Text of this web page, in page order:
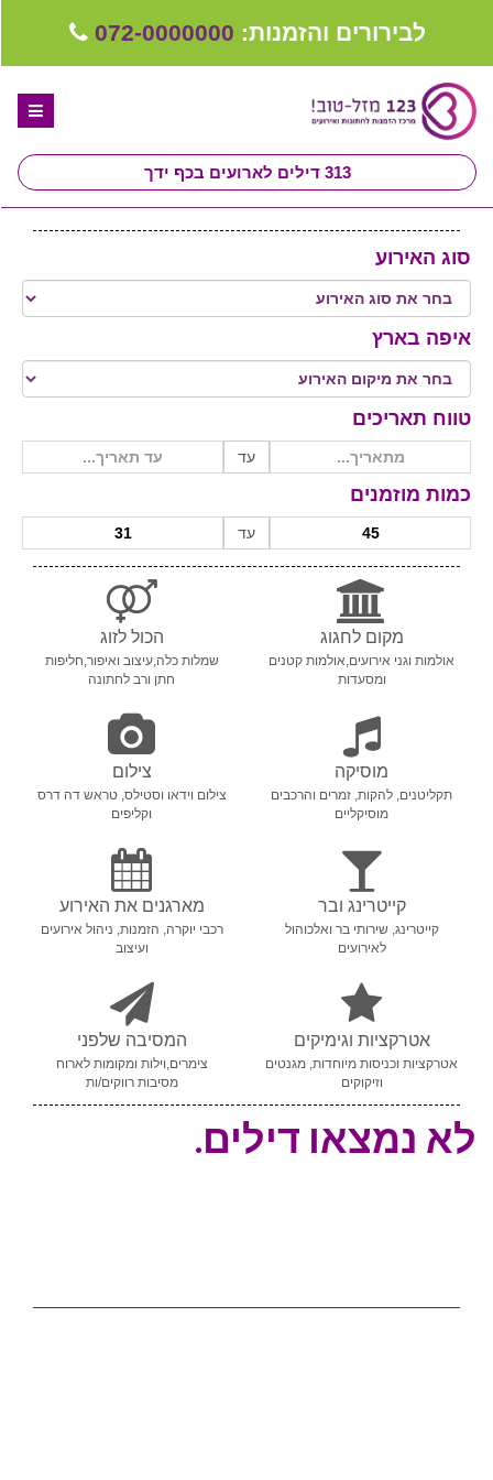
לבירורים והזמנות: 072-0000000
313 דילים לארועים בכף ידך
ספקים לחתונה מומלצים
קבלו ייעוץ בחינם
שירות אישי בקליק
סוג האירוע
איפה בארץ
טווח תאריכים
עד
כמות מוזמנים
עד
מקום לחגוג
אולמות וגני אירועים,אולמות קטנים
ומסעדות
הכול לזוג
שמלות כלה,עיצוב ואיפור,חליפות
חתן ורב לחתונה
מוסיקה
תקליטנים, להקות, זמרים והרכבים
מוסיקליים
צילום
צילום וידאו וסטילס, טראש דה דרס
וקליפים
קייטרינג ובר
קייטרינג, שירותי בר ואלכוהול
לאירועים
מארגנים את האירוע
רכבי יוקרה, הזמנות, ניהול אירועים
ועיצוב
אטרקציות וגימיקים
אטרקציות וכניסות מיוחדות, מגנטים
וזיקוקים
המסיבה שלפני
צימרים,וילות ומקומות לארוח
מסיבות רווקים/ות
לא נמצאו דילים.